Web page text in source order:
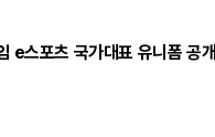
e스포츠 국가대표 유니폼 공개